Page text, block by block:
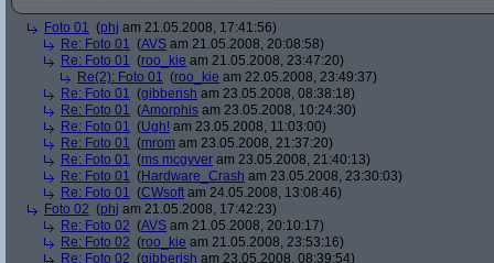
Foto 01 (phj am 21.05.2008, 17:41:56)
Re: Foto 01 (AVS am 21.05.2008, 20:08:58)
Re: Foto 01 (roo_kie am 21.05.2008, 23:47:20)
Re(2): Foto 01 (roo_kie am 22.05.2008, 23:49:37)
Re: Foto 01 (gibberish am 23.05.2008, 08:38:18)
Re: Foto 01 (Amorphis am 23.05.2008, 10:24:30)
Re: Foto 01 (Ugh! am 23.05.2008, 11:03:00)
Re: Foto 01 (mrom am 23.05.2008, 21:37:20)
Re: Foto 01 (ms mcgyver am 23.05.2008, 21:40:13)
Re: Foto 01 (Hardware_Crash am 23.05.2008, 23:30:03)
Re: Foto 01 (CWsoft am 24.05.2008, 13:08:46)
Foto 02 (phj am 21.05.2008, 17:42:23)
Re: Foto 02 (AVS am 21.05.2008, 20:10:17)
Re: Foto 02 (roo_kie am 21.05.2008, 23:53:16)
Re: Foto 02 (gibberish am 23.05.2008, 08:39:54)